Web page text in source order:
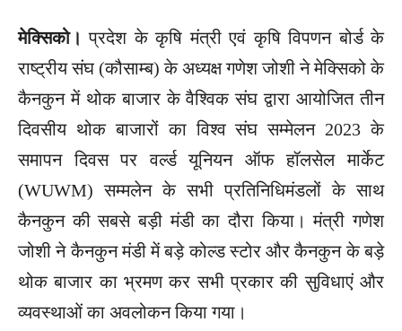
मेक्सिको। प्रदेश के कृषि मंत्री एवं कृषि विपणन बोर्ड के
राष्ट्रीय संघ (कौसाम्ब) के अध्यक्ष गणेश जोशी ने मेक्सिको के
कैनकुन में थोक बाजार के वैश्विक संघ द्वारा आयोजित तीन
दिवसीय थोक बाजारों का विश्व संघ सम्मेलन 2023 के
समापन दिवस पर वर्ल्ड यूनियन ऑफ हॉलसेल मार्केट
(WUWM) सम्मलेन के सभी प्रतिनिधिमंडलों के साथ
कैनकुन की सबसे बड़ी मंडी का दौरा किया। मंत्री गणेश
जोशी ने कैनकुन मंडी में बड़े कोल्ड स्टोर और कैनकुन के बड़े
थोक बाजार का भ्रमण कर सभी प्रकार की सुविधाएं और
व्यवस्थाओं का अवलोकन किया गया।